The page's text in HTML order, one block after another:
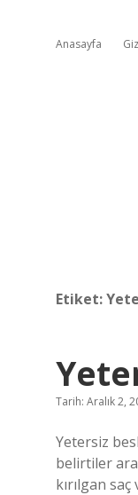
Anasayfa
Etiket:
Tarih: Aralık 2,
Yetersiz
belirtiler
kırılgan